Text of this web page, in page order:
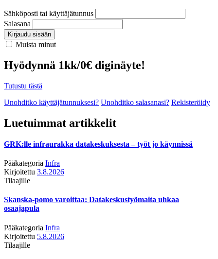
Sähköposti tai käyttäjätunnus
Salasana
Kirjaudu sisään
Muista minut
Hyödynnä 1kk/0€ diginäyte!
Tutustu tästä
Unohditko käyttäjätunnuksesi? Unohditko salasanasi? Rekisteröidy
Luetuimmat artikkelit
GRK:lle infraurakka datakeskuksesta – työt jo käynnissä
Pääkategoria Infra
Kirjoitettu 3.8.2026
Tilaajille
Skanska-pomo varoittaa: Datakeskustyömaita uhkaa
osaajapula
Pääkategoria Infra
Kirjoitettu 5.8.2026
Tilaajille